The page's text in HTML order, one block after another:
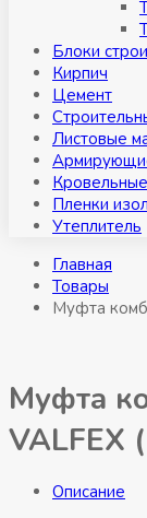
Блоки
Кирпич
Цемент
Листовые
Пленки
Утеплитель
Главная
Товары
Муфта
Муфта
VALFEX
Описание